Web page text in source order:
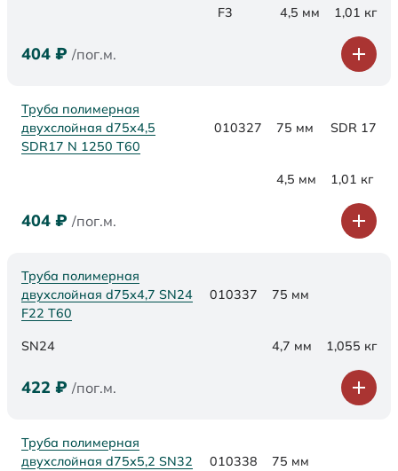
F3 4,5 мм 1,01 кг
404 ₽ /пог.м.
Труба полимерная
двухслойная d75x4,5
SDR17 N 1250 Т60
010327 75 мм SDR 17
4,5 мм 1,01 кг
404 ₽ /пог.м.
Труба полимерная
двухслойная d75х4,7 SN24
F22 Т60
010337 75 мм
SN24 4,7 мм 1,055 кг
422 ₽ /пог.м.
Труба полимерная
двухслойная d75х5,2 SN32
010338 75 мм